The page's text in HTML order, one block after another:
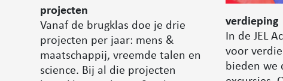
projecten
Vanaf de brugklas doe je drie
projecten per jaar: mens &
maatschappij, vreemde talen en
science. Bij al die projecten
verdieping
In de JEL
voor
bieden we